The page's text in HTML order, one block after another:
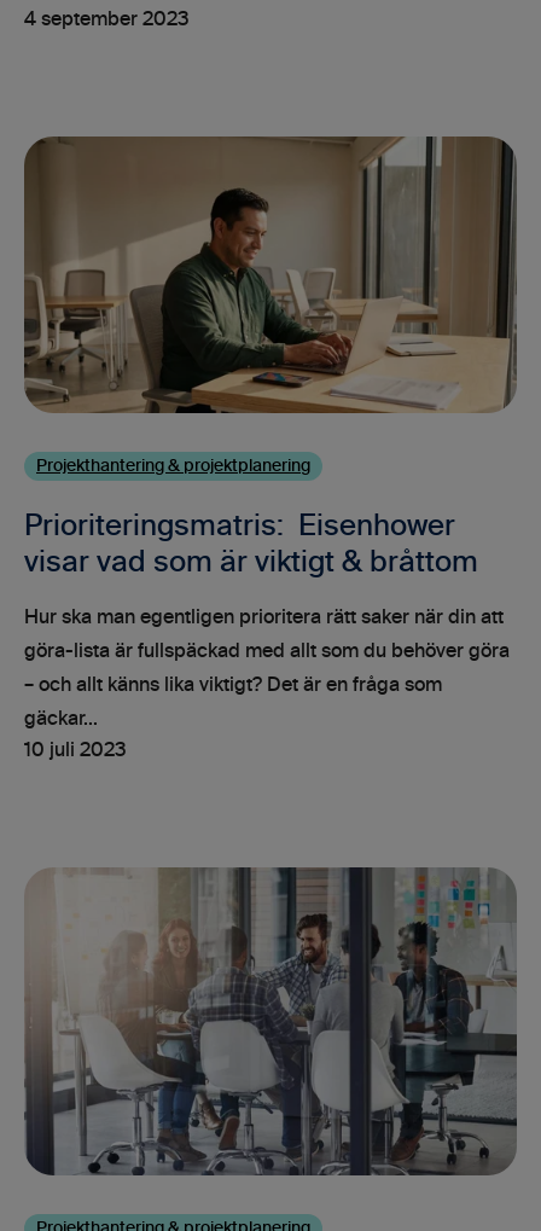
4 september 2023
Projekthantering & projektplanering
Prioriteringsmatris: Eisenhower
visar vad som är viktigt & bråttom
Hur ska man egentligen prioritera rätt saker när din att
göra-lista är fullspäckad med allt som du behöver göra
– och allt känns lika viktigt? Det är en fråga som
gäckar...
10 juli 2023